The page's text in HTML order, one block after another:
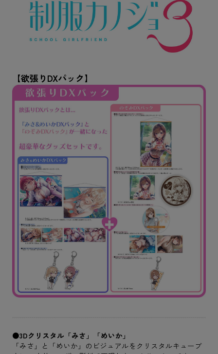
【欲張りDXパック】
●3Dクリスタル「みさ」「めいか」
「みさ」と「めいか」のビジュアルをクリスタルキューブ